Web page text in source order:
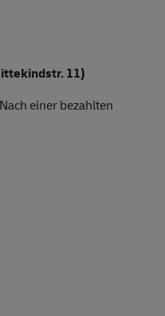
11)
einer bezahlten